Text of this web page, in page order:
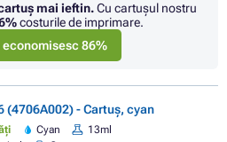
mai ieftin.Cu cartuşul nostru
costurile de imprimare.
economisesc 86%
(4706A002) - Cartuș, cyan
Cyan
13ml